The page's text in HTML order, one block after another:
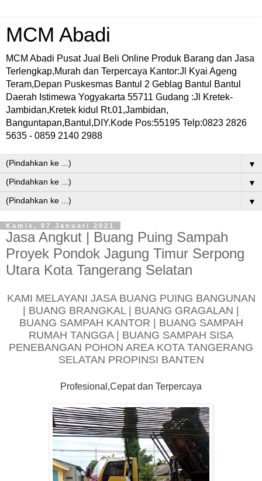
MCM Abadi
MCM Abadi Pusat Jual Beli Online Produk Barang dan Jasa
Terlengkap,Murah dan Terpercaya Kantor:Jl Kyai Ageng
Teram,Depan Puskesmas Bantul 2 Geblag Bantul Bantul
Daerah Istimewa Yogyakarta 55711 Gudang :Jl Kretek-
Jambidan,Kretek kidul Rt.01,Jambidan,
Banguntapan,Bantul,DIY.Kode Pos:55195 Telp:0823 2826
5635 - 0859 2140 2988
▼
▼
▼
Kamis, 07 Januari 2021
Jasa Angkut | Buang Puing Sampah
Proyek Pondok Jagung Timur Serpong
Utara Kota Tangerang Selatan
KAMI MELAYANI JASA BUANG PUING BANGUNAN
| BUANG BRANGKAL | BUANG GRAGALAN |
BUANG SAMPAH KANTOR | BUANG SAMPAH
RUMAH TANGGA | BUANG SAMPAH SISA
PENEBANGAN POHON AREA KOTA TANGERANG
SELATAN PROPINSI BANTEN
Profesional,Cepat dan Terpercaya